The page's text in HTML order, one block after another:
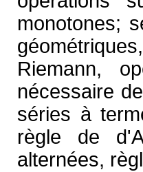
monotones;
Riemann,
nécessaire
séries à
règle de
alternées,